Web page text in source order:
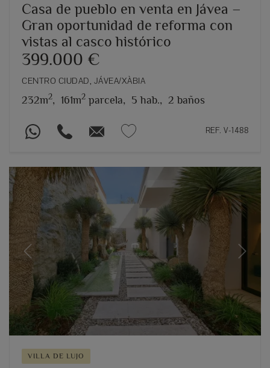
Casa de pueblo en venta en Jávea –
Gran oportunidad de reforma con
vistas al casco histórico
399.000 €
CENTRO CIUDAD, JÁVEA/XÀBIA
232m2, 161m2 parcela, 5 hab., 2 baños
REF. V-1488
Previous Next
VILLA DE LUJO